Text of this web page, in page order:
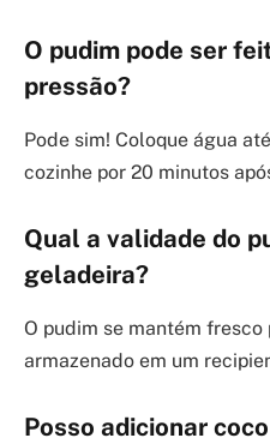
O pudim pode ser
pressão?
Pode sim! Coloque água
cozinhe por 20 minutos
Qual a validade do
geladeira?
O pudim se mantém
armazenado em um
Posso adicionar